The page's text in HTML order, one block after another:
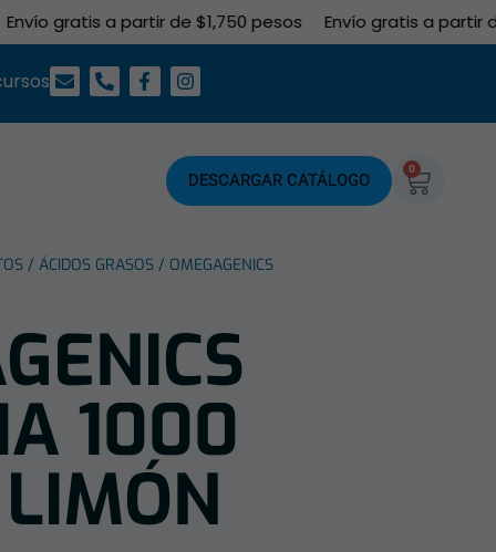
gratis a partir de $1,750 pesos Envío gratis a partir de
DESCARGAR CATÁLOGO
0
/ ÁCIDOS GRASOS / OMEGAGENICS
1000